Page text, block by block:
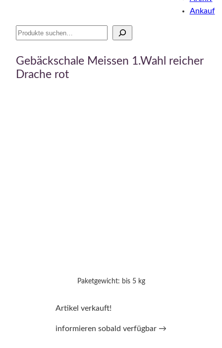
Suche
Ankauf
Gebäckschale Meissen 1.Wahl reicher
Drache rot
Paketgewicht: bis 5 kg
Artikel verkauft!
informieren sobald verfügbar →